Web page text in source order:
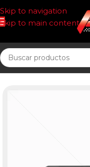
Skip to navigation
Skip to main content
Inicio ECOLOGICOS